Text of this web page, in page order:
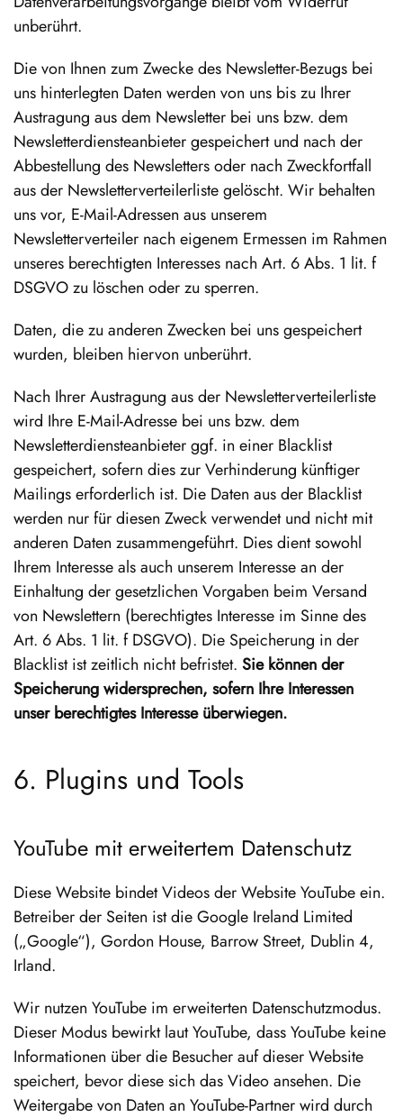
unberührt.
Die von Ihnen zum Zwecke des Newsletter-Bezugs bei
uns hinterlegten Daten werden von uns bis zu Ihrer
Austragung aus dem Newsletter bei uns bzw. dem
Newsletterdiensteanbieter gespeichert und nach der
Abbestellung des Newsletters oder nach Zweckfortfall
aus der Newsletterverteilerliste gelöscht. Wir behalten
uns vor, E-Mail-Adressen aus unserem
Newsletterverteiler nach eigenem Ermessen im Rahmen
unseres berechtigten Interesses nach Art. 6 Abs. 1 lit. f
DSGVO zu löschen oder zu sperren.
Daten, die zu anderen Zwecken bei uns gespeichert
wurden, bleiben hiervon unberührt.
Nach Ihrer Austragung aus der Newsletterverteilerliste
wird Ihre E-Mail-Adresse bei uns bzw. dem
Newsletterdiensteanbieter ggf. in einer Blacklist
gespeichert, sofern dies zur Verhinderung künftiger
Mailings erforderlich ist. Die Daten aus der Blacklist
werden nur für diesen Zweck verwendet und nicht mit
anderen Daten zusammengeführt. Dies dient sowohl
Ihrem Interesse als auch unserem Interesse an der
Einhaltung der gesetzlichen Vorgaben beim Versand
von Newslettern (berechtigtes Interesse im Sinne des
Art. 6 Abs. 1 lit. f DSGVO). Die Speicherung in der
Blacklist ist zeitlich nicht befristet. Sie können der
Speicherung widersprechen, sofern Ihre Interessen
unser berechtigtes Interesse überwiegen.
6. Plugins und Tools
YouTube mit erweitertem Datenschutz
Diese Website bindet Videos der Website YouTube ein.
Betreiber der Seiten ist die Google Ireland Limited
(„Google“), Gordon House, Barrow Street, Dublin 4,
Irland.
Wir nutzen YouTube im erweiterten Datenschutzmodus.
Dieser Modus bewirkt laut YouTube, dass YouTube keine
Informationen über die Besucher auf dieser Website
speichert, bevor diese sich das Video ansehen. Die
Weitergabe von Daten an YouTube-Partner wird durch